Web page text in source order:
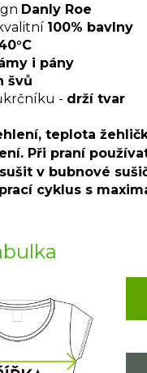
Danly Roe
100% bavlny
i pány
švů
- drží tvar